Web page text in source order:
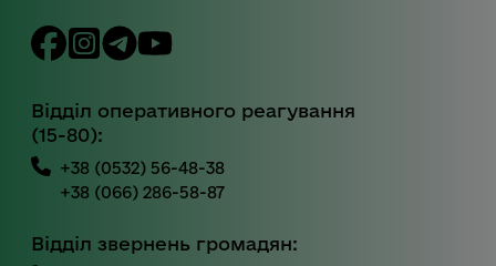
Відділ оперативного реагування
(15-80):
+38 (0532) 56-48-38
+38 (066) 286-58-87
Відділ звернень громадян: